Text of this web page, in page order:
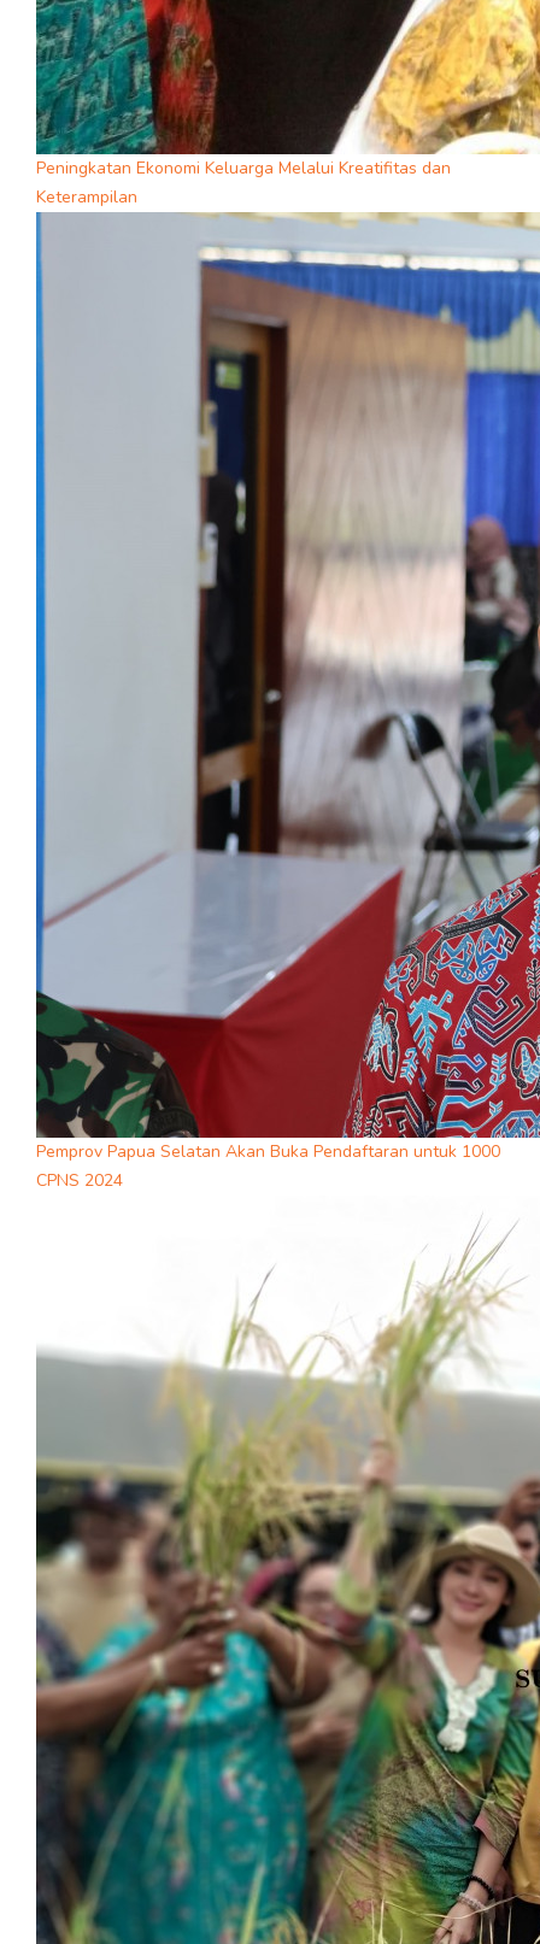
Peningkatan Ekonomi Keluarga Melalui Kreatifitas dan
Keterampilan
Pemprov Papua Selatan Akan Buka Pendaftaran untuk 1000
CPNS 2024